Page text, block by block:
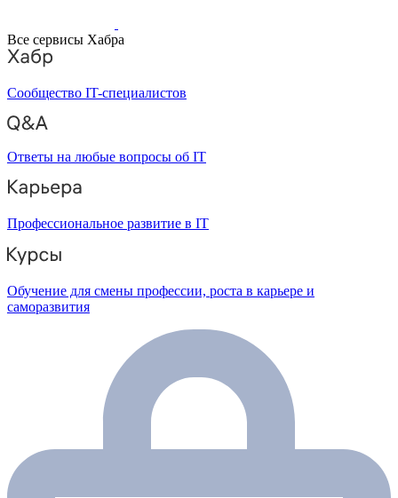
Все сервисы Хабра
Сообщество IT-специалистов
Ответы на любые вопросы об IT
Профессиональное развитие в IT
Обучение для смены профессии, роста в карьере и
саморазвития